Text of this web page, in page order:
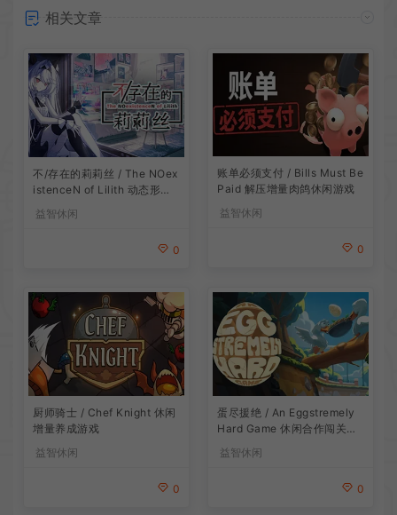
相关文章
不/存在的莉莉丝 / The NOex
istenceN of Lilith 动态形象
益智休闲
0
账单必须支付 / Bills Must Be
Paid 解压增量肉鸽休闲游戏
益智休闲
0
厨师骑士 / Chef Knight 休闲
增量养成游戏
益智休闲
0
蛋尽援绝 / An Eggstremely
Hard Game 休闲合作闯关游
益智休闲
0